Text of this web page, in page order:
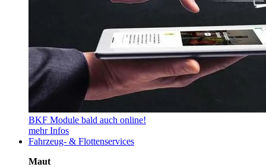
BKF Module bald auch online!
mehr Infos
Fahrzeug- & Flottenservices
Maut